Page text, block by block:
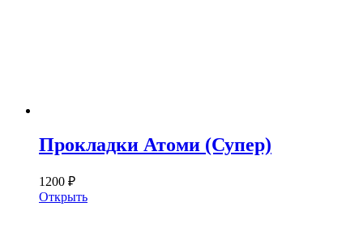
Прокладки Атоми (Супер)
1200 ₽
Открыть